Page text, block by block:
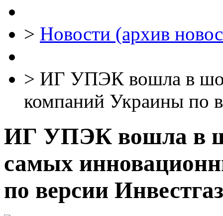
> Новости (архив
> ИГ УПЭК вошла в
компаний Украины по
ИГ УПЭК вошла в
самых
по версии